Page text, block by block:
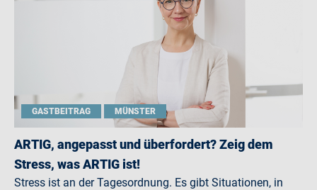
GASTBEITRAG MÜNSTER
ARTIG, angepasst und überfordert? Zeig dem
Stress, was ARTIG ist!
Stress ist an der Tagesordnung. Es gibt Situationen, in